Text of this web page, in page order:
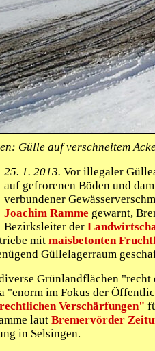
Gülle auf verschneitem
25. 1. 2013. Vor illegaler
auf gefrorenen Böden und
verbundener
Joachim Ramme gewarnt,
Bezirksleiter der
mit maisbetonten
Güllelagerraum
Grünlandflächen "recht
"enorm im Fokus der
rechtlichen Verschärfungen"
laut Bremervörder
in Selsingen.